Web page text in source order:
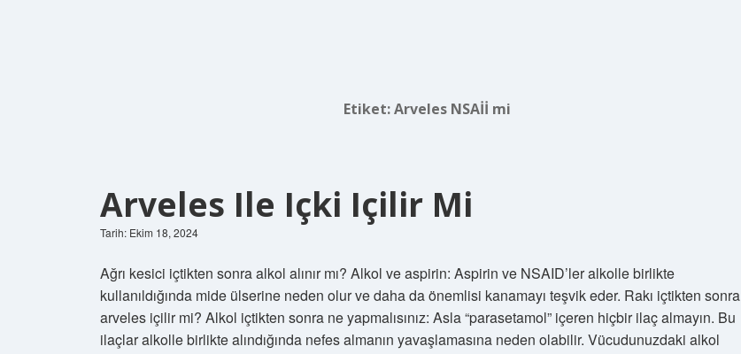
Etiket:Arveles NSAİİ mi
Arveles Ile Içki Içilir Mi
Tarih: Ekim 18, 2024
Ağrı kesici içtikten sonra alkol alınır mı? Alkol ve aspirin: Aspirin ve NSAID’ler alkolle birlikte
kullanıldığında mide ülserine neden olur ve daha da önemlisi kanamayı teşvik eder. Rakı içtikten sonra
arveles içilir mi? Alkol içtikten sonra ne yapmalısınız: Asla “parasetamol” içeren hiçbir ilaç almayın. Bu
ilaçlar alkolle birlikte alındığında nefes almanın yavaşlamasına neden olabilir. Vücudunuzdaki alkol